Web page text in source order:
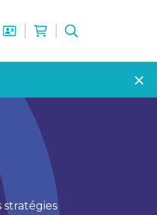
stratégies